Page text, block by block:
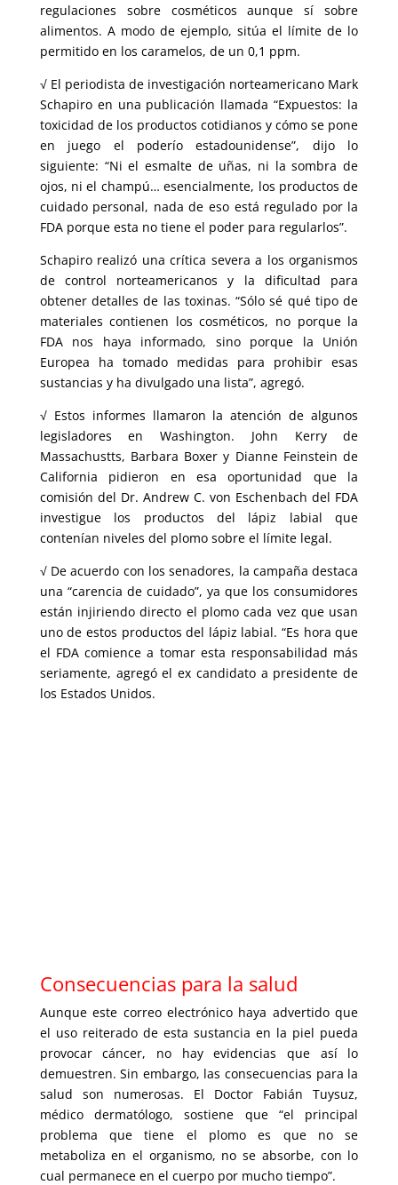
regulaciones sobre cosméticos aunque sí sobre
alimentos. A modo de ejemplo, sitúa el límite de lo
permitido en los caramelos, de un 0,1 ppm.
√ El periodista de investigación norteamericano Mark
Schapiro en una publicación llamada “Expuestos: la
toxicidad de los productos cotidianos y cómo se pone
en juego el poderío estadounidense”, dijo lo
siguiente: “Ni el esmalte de uñas, ni la sombra de
ojos, ni el champú… esencialmente, los productos de
cuidado personal, nada de eso está regulado por la
FDA porque esta no tiene el poder para regularlos”.
Schapiro realizó una crítica severa a los organismos
de control norteamericanos y la dificultad para
obtener detalles de las toxinas. “Sólo sé qué tipo de
materiales contienen los cosméticos, no porque la
FDA nos haya informado, sino porque la Unión
Europea ha tomado medidas para prohibir esas
sustancias y ha divulgado una lista”, agregó.
√ Estos informes llamaron la atención de algunos
legisladores en Washington. John Kerry de
Massachustts, Barbara Boxer y Dianne Feinstein de
California pidieron en esa oportunidad que la
comisión del Dr. Andrew C. von Eschenbach del FDA
investigue los productos del lápiz labial que
contenían niveles del plomo sobre el límite legal.
√ De acuerdo con los senadores, la campaña destaca
una “carencia de cuidado”, ya que los consumidores
están injiriendo directo el plomo cada vez que usan
uno de estos productos del lápiz labial. “Es hora que
el FDA comience a tomar esta responsabilidad más
seriamente, agregó el ex candidato a presidente de
los Estados Unidos.
Consecuencias para la salud
Aunque este correo electrónico haya advertido que
el uso reiterado de esta sustancia en la piel pueda
provocar cáncer, no hay evidencias que así lo
demuestren. Sin embargo, las consecuencias para la
salud son numerosas. El Doctor Fabián Tuysuz,
médico dermatólogo, sostiene que “el principal
problema que tiene el plomo es que no se
metaboliza en el organismo, no se absorbe, con lo
cual permanece en el cuerpo por mucho tiempo”.